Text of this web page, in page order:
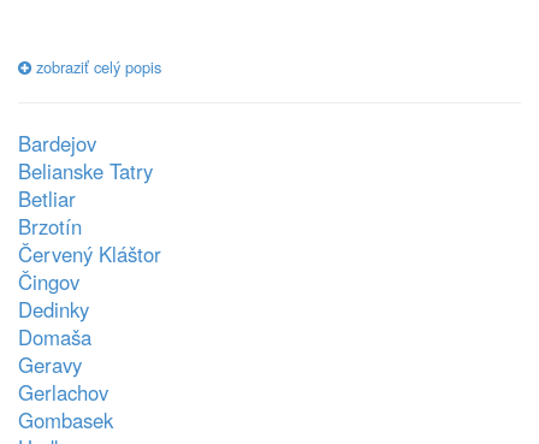
zobraziť celý popis
Bardejov
Belianske Tatry
Betliar
Brzotín
Červený Kláštor
Čingov
Dedinky
Domaša
Geravy
Gerlachov
Gombasek